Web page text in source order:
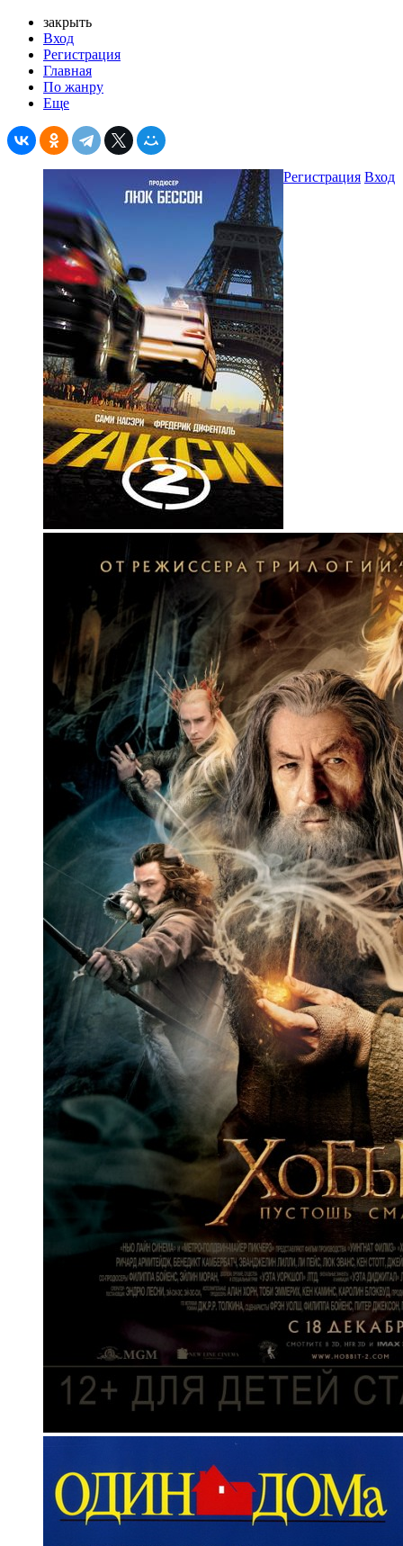
закрыть
Вход
Регистрация
Главная
По жанру
Еще
Регистрация Вход